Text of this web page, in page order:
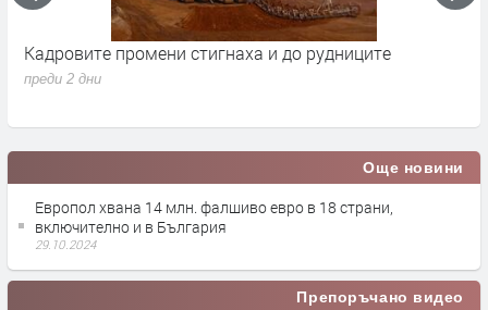
Кадровите промени стигнаха и до рудниците
преди 2 дни
Още новини
Европол хвана 14 млн. фалшиво евро в 18 страни,
включително и в България
29.10.2024
Препоръчано видео